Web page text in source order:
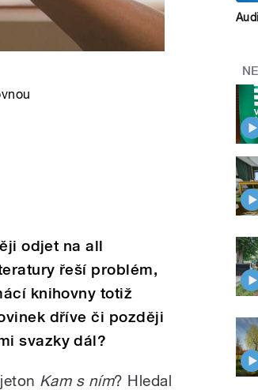
odjet na all
řeší problém,
knihovny totiž
dříve či později
svazky dál?
Kam s ním? Hledal